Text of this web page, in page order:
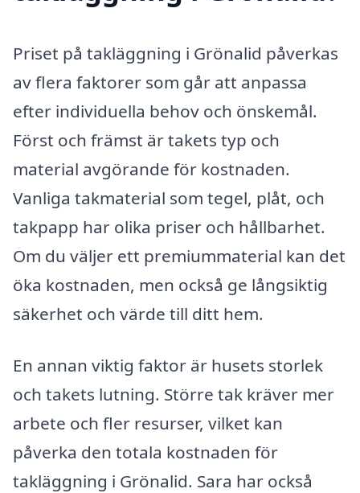
Priset på takläggning i Grönalid påverkas
av flera faktorer som går att anpassa
efter individuella behov och önskemål.
Först och främst är takets typ och
material avgörande för kostnaden.
Vanliga takmaterial som tegel, plåt, och
takpapp har olika priser och hållbarhet.
Om du väljer ett premiummaterial kan det
öka kostnaden, men också ge långsiktig
säkerhet och värde till ditt hem.
En annan viktig faktor är husets storlek
och takets lutning. Större tak kräver mer
arbete och fler resurser, vilket kan
påverka den totala kostnaden för
takläggning i Grönalid. Sara har också